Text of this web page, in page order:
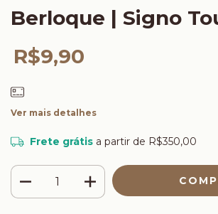
Berloque | Signo
R$9,90
Ver mais detalhes
Frete grátis a partir de R$350,00